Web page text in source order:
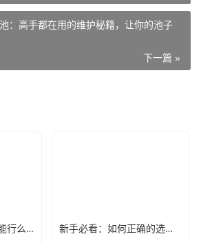
：高手都在用的维护秘籍，让你的池子
下一篇 »
手机工作室用代理IP能行么？过来人的经验告诉你答案 新手必看：如何正确的选择代理ip软件，别再交智商税了